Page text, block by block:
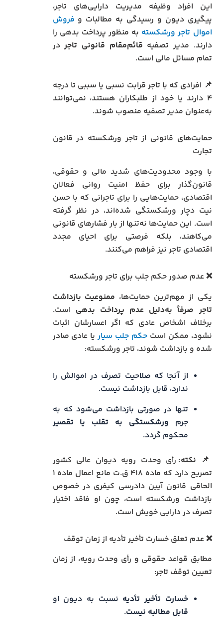
این افراد وظیفه مدیریت دارایی‌های تاجر،
پیگیری دیون و رسیدگی به مطالبات و فروش
اموال تاجر ورشکسته به منظور پرداخت بدهی را
دارند. مدیر تصفیه قائم‌مقام قانونی تاجردر
تمام مسائل مالی است.
📌 افرادی که با تاجر قرابت نسبی یا سببی تا درجه
۴ دارند یا خود از طلبکاران هستند، نمی‌توانند
به‌عنوان مدیر تصفیه منصوب شوند.
حمایت‌های قانونی از تاجر ورشکسته در قانون
تجارت
با وجود محدودیت‌های شدید مالی و حقوقی،
قانون‌گذار برای حفظ امنیت روانی فعالان
اقتصادی، حمایت‌هایی را برای تاجرانی که با حسن
نیت دچار ورشکستگی شده‌اند، در نظر گرفته
است. این حمایت‌ها نه‌تنها از بار فشارهای قانونی
می‌کاهند، بلکه فرصتی برای احیای مجدد
اقتصادی تاجر نیز فراهم می‌کنند.
❌ عدم صدور حکم جلب برای تاجر ورشکسته
یکی از مهم‌ترین حمایت‌ها، ممنوعیت بازداشت
تاجر صرفاً به‌دلیل عدم پرداخت بدهی است.
برخلاف اشخاص عادی که اگر اعسارشان اثبات
نشود، ممکن استحکم جلب سیاریا عادی صادر
شده و بازداشت شوند، تاجر ورشکسته:
از آنجا که صلاحیت تصرف در اموالش را
ندارد، قابل بازداشت نیست.
تنها در صورتی بازداشت می‌شود که به
جرم ورشکستگی به تقلب یا تقصیر
محکوم گردد.
📌 نکته: رأی وحدت رویه دیوان عالی کشور
تصریح دارد که ماده ۴۱۸ ق.ت مانع اعمال ماده ۱
الحاقی قانون آیین دادرسی کیفری در خصوص
بازداشت ورشکسته است، چون او فاقد اختیار
تصرف در دارایی خویش است.
❌ عدم تعلق خسارت تأخیر تأدیه از زمان توقف
مطابق قواعد حقوقی و رأی وحدت رویه، از زمان
تعیین توقف تاجر:
خسارت تأخیر تأدیه نسبت به دیون او
قابل مطالبه نیست.